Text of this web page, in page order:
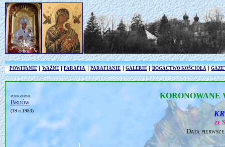
POWITANIE WAŻNE PARAFIA PARAFIANIE GALERIE BOGACTWO KOŚCIOŁA
poprzedni
Brdów
(19.vi.1983)
ze
Data